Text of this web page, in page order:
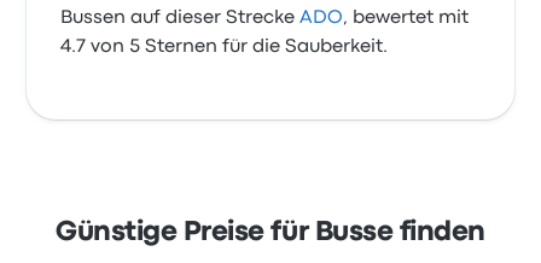
Bussen auf dieser StreckeADO, bewertet mit
4.7 von 5 Sternen für die Sauberkeit.
Günstige Preise für Busse finden